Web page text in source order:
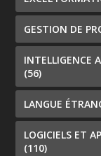
GESTION DE
INTELLIGENCE
(56)
LANGUE
LOGICIELS ET
(110)